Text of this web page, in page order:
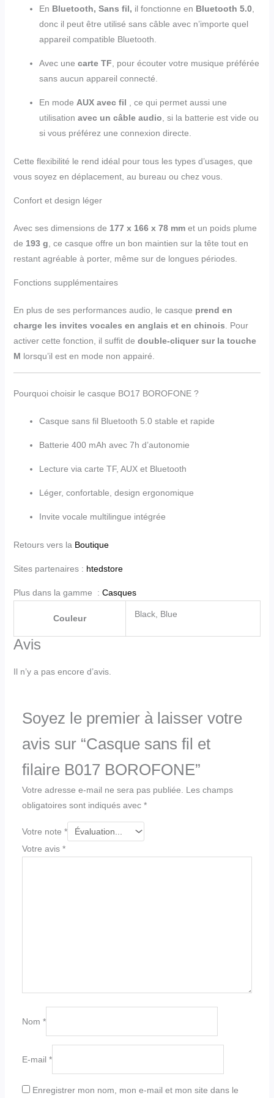
En Bluetooth, Sans fil, il fonctionne en Bluetooth 5.0,
donc il peut être utilisé sans câble avec n’importe quel
appareil compatible Bluetooth.
Avec une carte TF , pour écouter votre musique préférée
sans aucun appareil connecté.
En mode AUX avec fil
, ce qui permet aussi une
utilisation avec un câble audio , si la batterie est vide ou
si vous préférez une connexion directe.
Cette flexibilité le rend idéal pour tous les types d’usages, que
vous soyez en déplacement, au bureau ou chez vous.
Confort et design léger
Avec ses dimensions de 177 x 166 x 78 mmet un poids plume
de 193 g , ce casque offre un bon maintien sur la tête tout en
restant agréable à porter, même sur de longues périodes.
Fonctions supplémentaires
En plus de ses performances audio, le casque prend en
charge les invites vocales en anglais et en chinois . Pour
activer cette fonction, il suffit de double-cliquer sur la touche
M lorsqu’il est en mode non appairé.
Pourquoi choisir le casque BO17 BOROFONE ?
Casque sans fil Bluetooth 5.0 stable et rapide
Batterie 400 mAh avec 7h d’autonomie
Lecture via carte TF, AUX et Bluetooth
Léger, confortable, design ergonomique
Invite vocale multilingue intégrée
Retours vers la Boutique
Sites partenaires : htedstore
Plus dans la gamme : Casques
Couleur Black, Blue
Avis
Il n’y a pas encore d’avis.
Soyez le premier à laisser votre
avis sur “Casque sans fil et
filaire B017 BOROFONE”
Votre adresse e-mail ne sera pas publiée.
Les champs
obligatoires sont indiqués avec *
Votre note *
Votre avis *
Nom *
E-mail *
Enregistrer mon nom, mon e-mail et mon site dans le